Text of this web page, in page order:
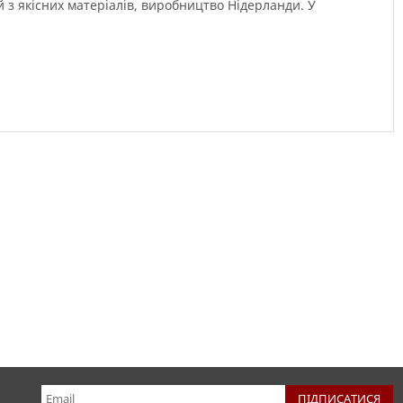
якісних матеріалів, виробництво Нідерланди. У